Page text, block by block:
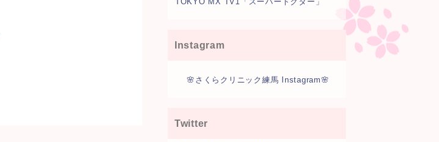
Instagram
🌸さくらクリニック練馬 Instagram🌸
Twitter